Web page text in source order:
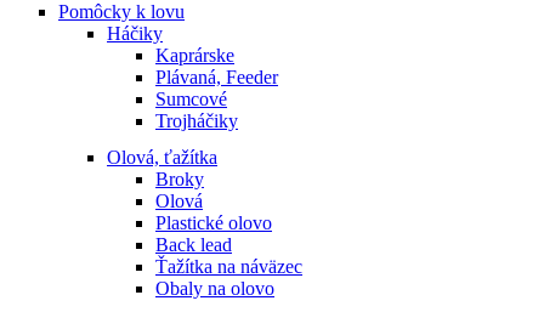
Pomôcky k lovu
Háčiky
Kaprárske
Plávaná, Feeder
Sumcové
Trojháčiky
Olová, ťažítka
Broky
Olová
Plastické olovo
Back lead
Ťažítka na náväzec
Obaly na olovo